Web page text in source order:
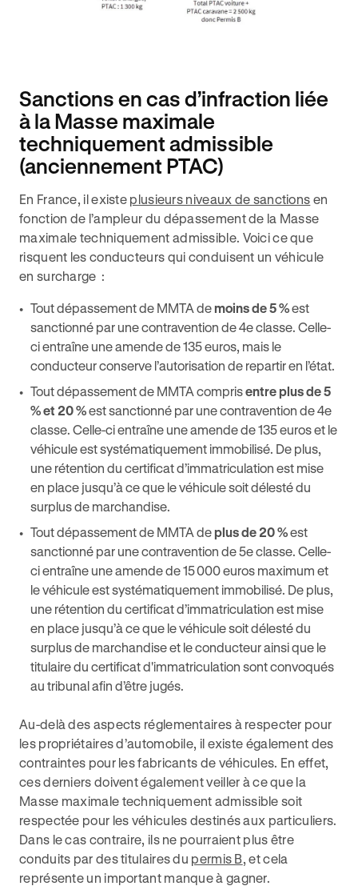
Sanctions en cas d’infraction liée
à la Masse maximale
techniquement admissible
(anciennement PTAC)
En France, il existe plusieurs niveaux de sanctions en
fonction de l’ampleur du dépassement de la Masse
maximale techniquement admissible. Voici ce que
risquent les conducteurs qui conduisent un véhicule
en surcharge :
Tout dépassement de MMTA demoins de 5 %est
sanctionné par une contravention de 4e classe. Celle-
ci entraîne une amende de 135 euros, mais le
conducteur conserve l’autorisation de repartir en l’état.
Tout dépassement de MMTA comprisentre plus de 5
% et 20 %est sanctionné par une contravention de 4e
classe. Celle-ci entraîne une amende de 135 euros et le
véhicule est systématiquement immobilisé. De plus,
une rétention du certificat d’immatriculation est mise
en place jusqu’à ce que le véhicule soit délesté du
surplus de marchandise.
Tout dépassement de MMTA deplus de 20 %est
sanctionné par une contravention de 5e classe. Celle-
ci entraîne une amende de 15 000 euros maximum et
le véhicule est systématiquement immobilisé. De plus,
une rétention du certificat d’immatriculation est mise
en place jusqu’à ce que le véhicule soit délesté du
surplus de marchandise et le conducteur ainsi que le
titulaire du certificat d'immatriculation sont convoqués
au tribunal afin d’être jugés.
Au-delà des aspects réglementaires à respecter pour
les propriétaires d’automobile, il existe également des
contraintes pour les fabricants de véhicules. En effet,
ces derniers doivent également veiller à ce que la
Masse maximale techniquement admissible soit
respectée pour les véhicules destinés aux particuliers.
Dans le cas contraire, ils ne pourraient plus être
conduits par des titulaires du permis B, et cela
représente un important manque à gagner.